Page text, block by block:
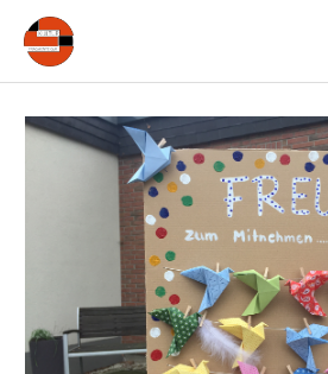
Inhalt
springen